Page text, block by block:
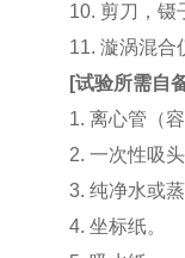
10. 剪刀，镊
11. 漩涡混
[试验所需自
1. 离心管（
2. 一次性吸
3. 纯净水或
4. 坐标纸。